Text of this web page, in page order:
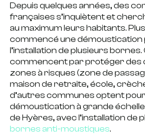
Depuis quelques années, des
françaises s’inquiètent et
au maximum leurs habitants.
commencé une
l’installation de plusieurs
commencent par protéger des
zones à risques (zone de
maison de retraite, école,
d’autres communes optent
démoustication à grande
de Hyères, avec l’installation de
bornes anti-moustiques.